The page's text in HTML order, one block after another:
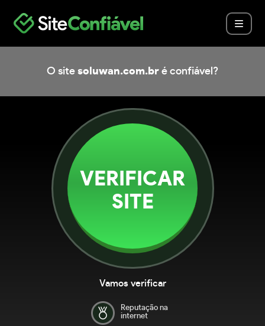
O site soluwan.com.br é confiável?
VERIFICAR
SITE
Vamos verificar
Reputação na
internet